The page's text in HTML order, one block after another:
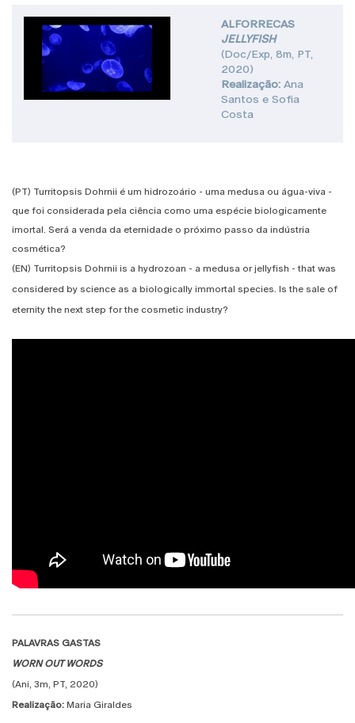
ALFORRECAS
JELLYFISH
(Doc/Exp, 8m, PT,
2020)
Realização: Ana
Santos e Sofia
Costa
(PT) Turritopsis Dohrnii é um hidrozoário - uma medusa ou água-viva -
que foi considerada pela ciência como uma espécie biologicamente
imortal. Será a venda da eternidade o próximo passo da indústria
cosmética?
(EN) Turritopsis Dohrnii is a hydrozoan - a medusa or jellyfish - that was
considered by science as a biologically immortal species. Is the sale of
eternity the next step for the cosmetic industry?
PALAVRAS GASTAS
WORN OUT WORDS
(Ani, 3m, PT, 2020)
Realização: Maria Giraldes